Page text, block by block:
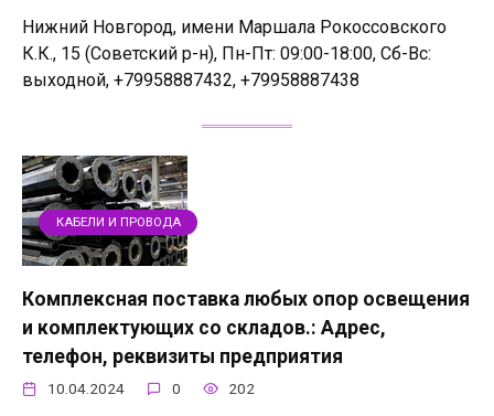
Нижний Новгород, имени Маршала Рокоссовского
К.К., 15 (Советский р-н), Пн-Пт: 09:00-18:00, Сб-Вс:
выходной, +79958887432, +79958887438
КАБЕЛИ И ПРОВОДА
Комплексная поставка любых опор освещения
и комплектующих со складов.: Адрес,
телефон, реквизиты предприятия
10.04.2024 0 202